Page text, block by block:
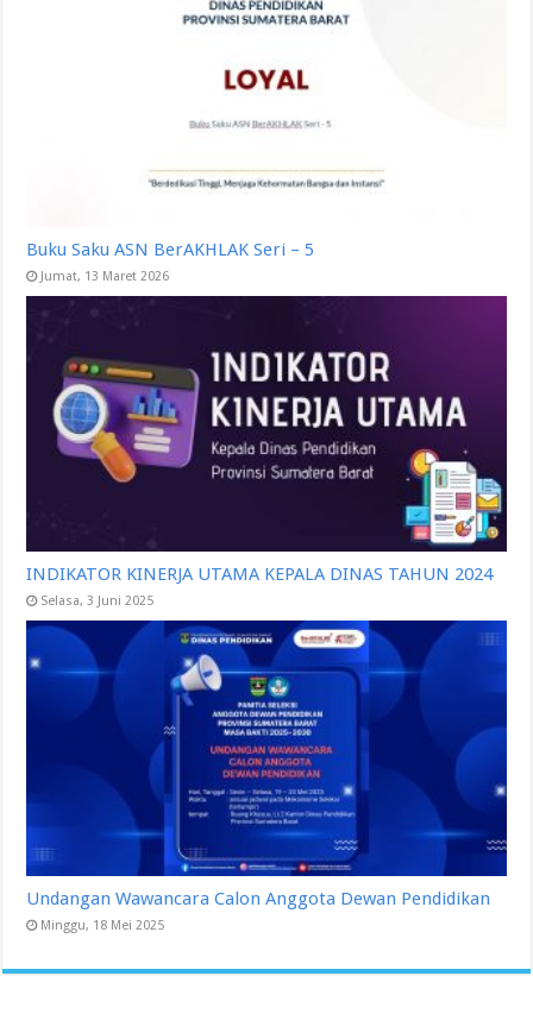
Buku Saku ASN BerAKHLAK Seri – 5
Jumat, 13 Maret 2026
INDIKATOR KINERJA UTAMA KEPALA DINAS TAHUN 2024
Selasa, 3 Juni 2025
Undangan Wawancara Calon Anggota Dewan Pendidikan
Minggu, 18 Mei 2025